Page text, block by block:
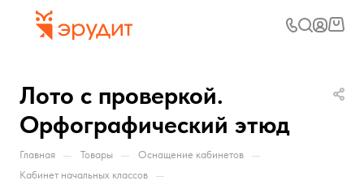
Лото с проверкой.
Орфографический этюд
Главная — Товары — Оснащение кабинетов —
Кабинет начальных классов —